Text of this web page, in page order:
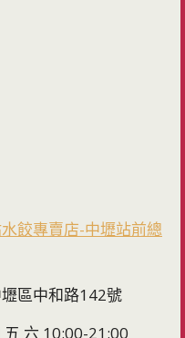
餃專賣店-中壢站前總
區中和路142號
五 六 10:00-21:00